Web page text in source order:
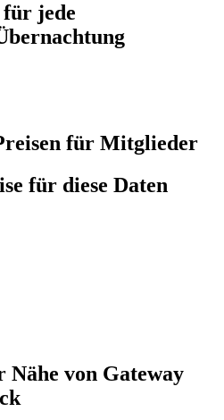
jede
für Mitglieder
für diese Daten
Nähe von Gateway